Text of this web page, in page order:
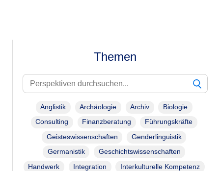
Themen
Anglistik Archäologie Archiv Biologie
Consulting Finanzberatung Führungskräfte
Geisteswissenschaften Genderlinguistik
Germanistik Geschichtswissenschaften
Handwerk Integration Interkulturelle Kompetenz